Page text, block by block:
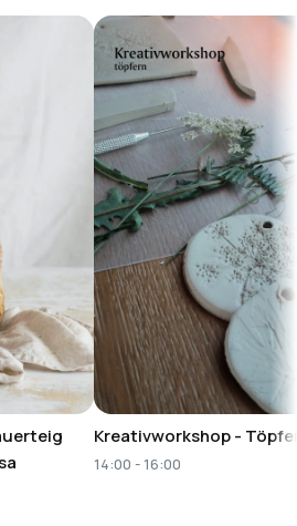
Kreativworkshop -
14:00 - 16:00